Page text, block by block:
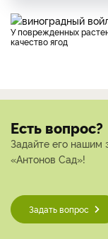
У поврежденных растений снижается урожайность, ухудшается
качество ягод
Есть вопрос?
Задайте его нашим
«Антонов Сад»!
Задать вопрос